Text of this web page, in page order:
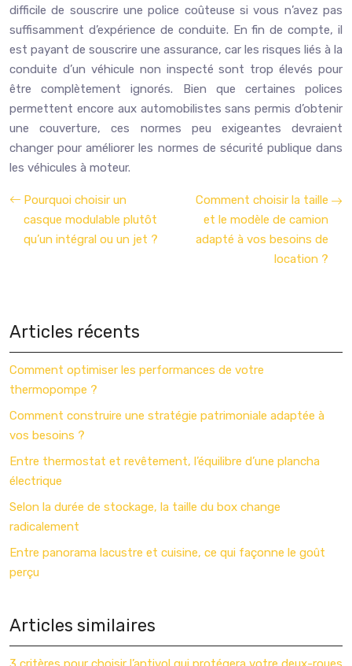
difficile de souscrire une police coûteuse si vous n’avez pas
suffisamment d’expérience de conduite. En fin de compte, il
est payant de souscrire une assurance, car les risques liés à la
conduite d’un véhicule non inspecté sont trop élevés pour
être complètement ignorés. Bien que certaines polices
permettent encore aux automobilistes sans permis d’obtenir
une couverture, ces normes peu exigeantes devraient
changer pour améliorer les normes de sécurité publique dans
les véhicules à moteur.
Pourquoi choisir un
casque modulable plutôt
qu’un intégral ou un jet ?
Comment choisir la taille
et le modèle de camion
adapté à vos besoins de
location ?
Articles récents
Comment optimiser les performances de votre
thermopompe ?
Comment construire une stratégie patrimoniale adaptée à
vos besoins ?
Entre thermostat et revêtement, l’équilibre d’une plancha
électrique
Selon la durée de stockage, la taille du box change
radicalement
Entre panorama lacustre et cuisine, ce qui façonne le goût
perçu
Articles similaires